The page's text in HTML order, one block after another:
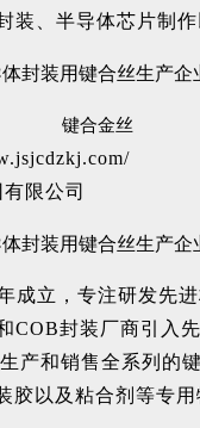
装、半导体芯片制作
键合金丝
限公司
成立，专注研发先
COB封装厂商引入
产和销售全系列的
胶以及粘合剂等专用